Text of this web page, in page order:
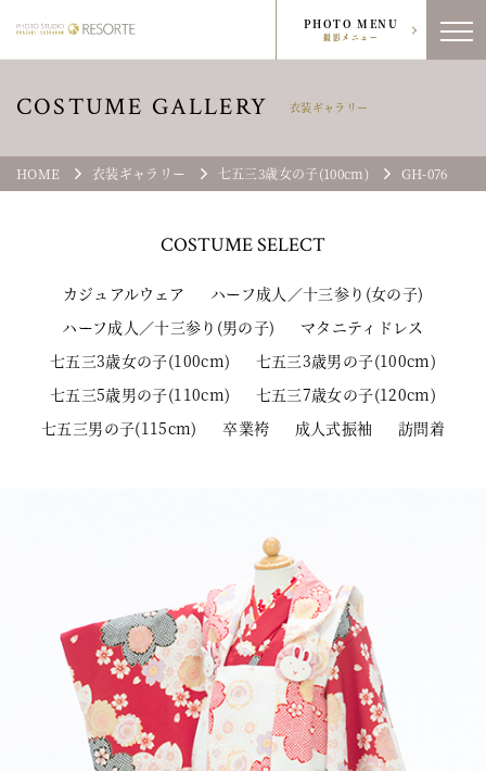
PHOTO MENU
撮影メニュー
COSTUME GALLERY 衣装ギャラリー
HOME 衣装ギャラリー 七五三3歳女の子(100cm) GH-076
COSTUMESELECT
カジュアルウェア
ハーフ成人／十三参り(女の子)
ハーフ成人／十三参り(男の子)
マタニティドレス
七五三3歳女の子(100cm)
七五三3歳男の子(100cm)
七五三5歳男の子(110cm)
七五三7歳女の子(120cm)
七五三男の子(115cm)
卒業袴 成人式振袖 訪問着